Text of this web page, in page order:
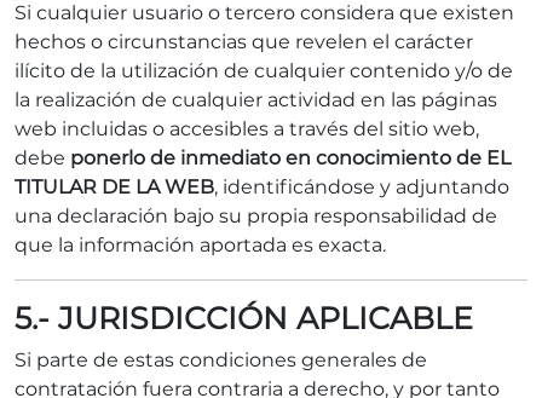
Si cualquier usuario o tercero considera que existen
hechos o circunstancias que revelen el carácter
ilícito de la utilización de cualquier contenido y/o de
la realización de cualquier actividad en las páginas
web incluidas o accesibles a través del sitio web,
debe ponerlo de inmediato en conocimiento de EL
TITULAR DE LA WEB, identificándose y adjuntando
una declaración bajo su propia responsabilidad de
que la información aportada es exacta.
5.- JURISDICCIÓN APLICABLE
Si parte de estas condiciones generales de
contratación fuera contraria a derecho, y por tanto